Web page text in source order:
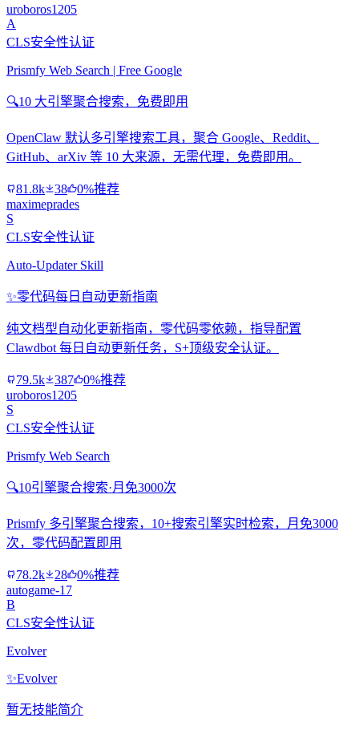
uroboros1205
A
CLS安全性认证
Prismfy Web Search | Free Google
🔍10 大引擎聚合搜索，免费即用
OpenClaw 默认多引擎搜索工具，聚合 Google、Reddit、
GitHub、arXiv 等 10 大来源，无需代理，免费即用。
81.8k 38
0%推荐
maximeprades
S
CLS安全性认证
Auto-Updater Skill
✨零代码每日自动更新指南
纯文档型自动化更新指南，零代码零依赖，指导配置
Clawdbot 每日自动更新任务，S+顶级安全认证。
79.5k 387
0%推荐
uroboros1205
S
CLS安全性认证
Prismfy Web Search
🔍10引擎聚合搜索·月免3000次
Prismfy 多引擎聚合搜索，10+搜索引擎实时检索，月免3000
次，零代码配置即用
78.2k 28
0%推荐
autogame-17
B
CLS安全性认证
Evolver
✨Evolver
暂无技能简介